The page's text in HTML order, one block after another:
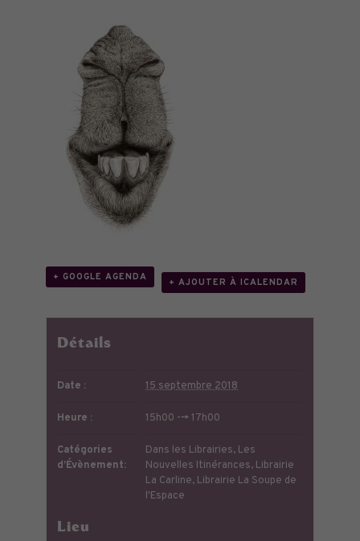
+ GOOGLE AGENDA
+ AJOUTER À ICALENDAR
Détails
Date : 15 septembre 2018
Heure : 15h00 --> 17h00
Catégories
d’Évènement:
Dans les Librairies, Les
Nouvelles Itinérances, Librairie
La Carline, Librairie La Soupe de
l'Espace
Lieu